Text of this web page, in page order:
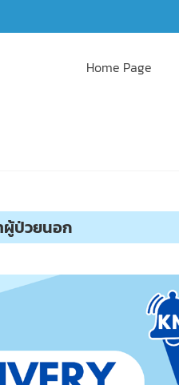
Home Page
ผู้ป่วยนอก